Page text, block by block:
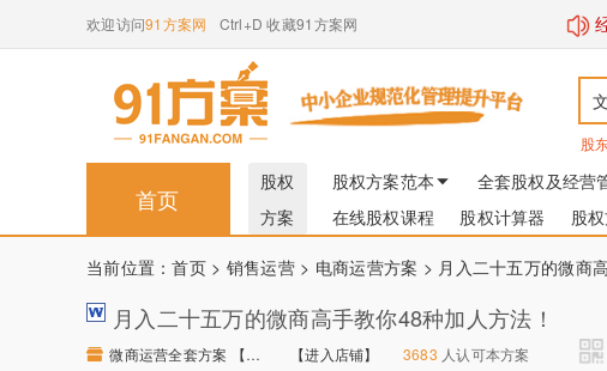
欢迎访问91方案网 Ctrl+D 收藏91方案网
股
首页
股权
方案
股权方案范本
全套股权及经营
在线股权课程
股权计算器 股
当前位置：首页> 销售运营> 电商运营方案 > 月入二十五万的微商
月入二十五万的微商高手教你48种加人方法！
微商运营全套方案 【进入店铺】 【进入店铺】 3683 人认可本方案